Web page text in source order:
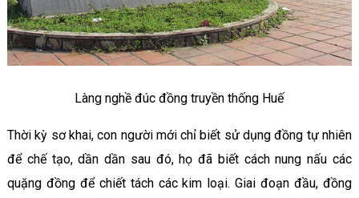
Làng nghề đúc đồng truyền thống Huế
Thời kỳ sơ khai, con người mới chỉ biết sử dụng đồng tự nhiên
để chế tạo, dần dần sau đó, họ đã biết cách nung nấu các
quặng đồng để chiết tách các kim loại. Giai đoạn đầu, đồng